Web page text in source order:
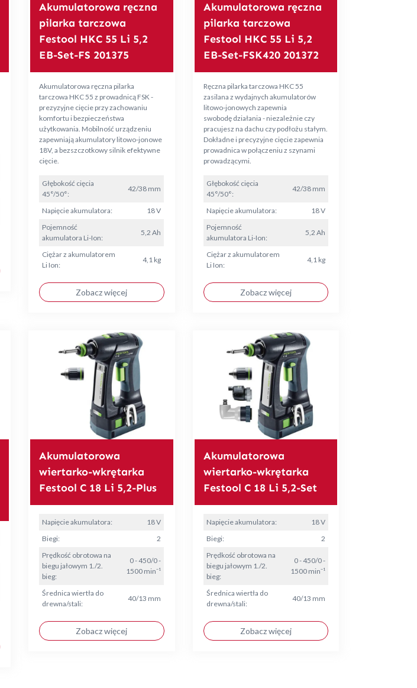
Akumulatorowa ręczna
pilarka tarczowa
Festool HKC 55 Li 5,2
EB-Set-FS 201375
Akumulatorowa ręczna pilarka
tarczowa HKC 55 z prowadnicą FSK -
prezyzyjne cięcie przy zachowaniu
komfortu i bezpieczeństwa
użytkowania. Mobilność urządzeniu
zapewniają akumulatory litowo-jonowe
18V, a bezszczotkowy silnik efektywne
cięcie.
Głębokość cięcia
45°/50°:
42/38 mm
Napięcie akumulatora:
18 V
Pojemność
akumulatora Li-Ion:
5,2 Ah
Ciężar z akumulatorem
Li Ion:
4,1 kg
Zobacz więcej
Akumulatorowa ręczna
pilarka tarczowa
Festool HKC 55 Li 5,2
EB-Set-FSK420 201372
Ręczna pilarka tarczowa HKC 55
zasilana z wydajnych akumulatorów
litowo-jonowych zapewnia
swobodę działania - niezależnie czy
pracujesz na dachu czy podłożu stałym.
Dokładne i precyzyjne cięcie zapewnia
prowadnica w połączeniu z szynami
prowadzącymi.
Głębokość cięcia
45°/50°:
42/38 mm
Napięcie akumulatora:
18 V
Pojemność
akumulatora Li-Ion:
5,2 Ah
Ciężar z akumulatorem
Li Ion:
4,1 kg
Zobacz więcej
Akumulatorowa
wiertarko-wkrętarka
Festool C 18 Li 5,2-Plus
Napięcie akumulatora:
18 V
Biegi:
2
Prędkość obrotowa na
biegu jałowym 1./2.
bieg:
0 - 450/0 -
1500 min⁻¹
Średnica wiertła do
drewna/stali:
40/13 mm
Zobacz więcej
Akumulatorowa
wiertarko-wkrętarka
Festool C 18 Li 5,2-Set
Napięcie akumulatora:
18 V
Biegi:
2
Prędkość obrotowa na
biegu jałowym 1./2.
bieg:
0 - 450/0 -
1500 min⁻¹
Średnica wiertła do
drewna/stali:
40/13 mm
Zobacz więcej